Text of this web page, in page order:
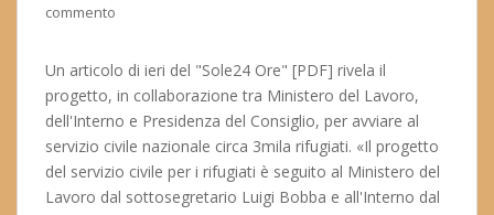
commento
Un articolo di ieri del "Sole24 Ore" [PDF] rivela il
progetto, in collaborazione tra Ministero del Lavoro,
dell'Interno e Presidenza del Consiglio, per avviare al
servizio civile nazionale circa 3mila rifugiati. «Il progetto
del servizio civile per i rifugiati è seguito al Ministero del
Lavoro dal sottosegretario Luigi Bobba e all'Interno dal